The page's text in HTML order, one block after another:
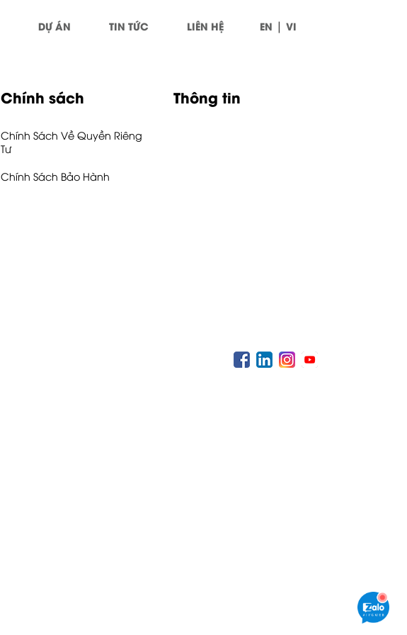
DỰ ÁN TIN TỨC LIÊN HỆ EN | VI
Chính sách
Chính Sách Về Quyền Riêng
Tư
Chính Sách Bảo Hành
Thông tin